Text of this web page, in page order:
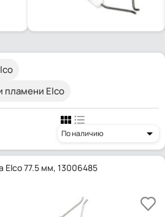
пламени Elco
По наличию
Elco 77.5 мм, 13006485